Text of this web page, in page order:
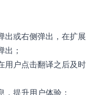
出或右侧弹出，在扩展
；
用户点击翻译之后及时
提升用户体验；